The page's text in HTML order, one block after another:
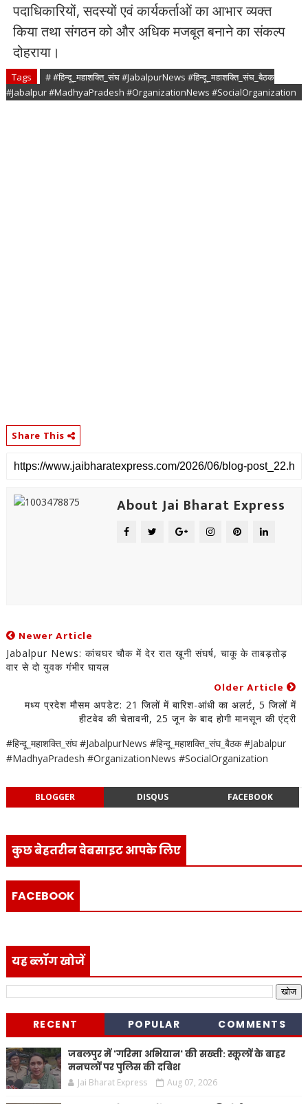
पदाधिकारियों, सदस्यों एवं कार्यकर्ताओं का आभार व्यक्त
किया तथा संगठन को और अधिक मजबूत बनाने का संकल्प
दोहराया।
Tags
# #हिन्दू_महाशक्ति_संघ #JabalpurNews #हिन्दू_महाशक्ति_संघ_बैठक
#Jabalpur #MadhyaPradesh #OrganizationNews #SocialOrganization
Share This
About Jai Bharat Express
Newer Article
Jabalpur News: कांचघर चौक में देर रात खूनी संघर्ष, चाकू के ताबड़तोड़
वार से दो युवक गंभीर घायल
Older Article
मध्य प्रदेश मौसम अपडेट: 21 जिलों में बारिश-आंधी का अलर्ट, 5 जिलों में
हीटवेव की चेतावनी, 25 जून के बाद होगी मानसून की एंट्री
#हिन्दू_महाशक्ति_संघ #JabalpurNews #हिन्दू_महाशक्ति_संघ_बैठक #Jabalpur
#MadhyaPradesh #OrganizationNews #SocialOrganization
BLOGGER DISQUS FACEBOOK
कुछ बेहतरीन वेबसाइट आपके लिए
FACEBOOK
यह ब्लॉग खोजें
RECENT POPULAR COMMENTS
जबलपुर में 'गरिमा अभियान' की सख्ती: स्कूलों के बाहर
मनचलों पर पुलिस की दबिश
Jai Bharat Express Aug 07, 2026